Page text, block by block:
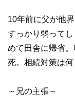
10年前に父が他
すっかり弱って
めて田舎に帰省
死。相続対策は何
～兄の主張～